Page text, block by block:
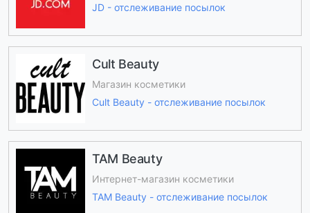
JD - отслеживание посылок
Cult Beauty
Магазин косметики
Cult Beauty - отслеживание посылок
TAM Beauty
Интернет-магазин косметики
TAM Beauty - отслеживание посылок